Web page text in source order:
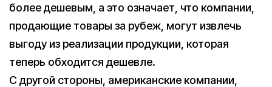
более дешевым, а это означает, что компании,
продающие товары за рубеж, могут извлечь
выгоду из реализации продукции, которая
теперь обходится дешевле.
С другой стороны, американские компании,